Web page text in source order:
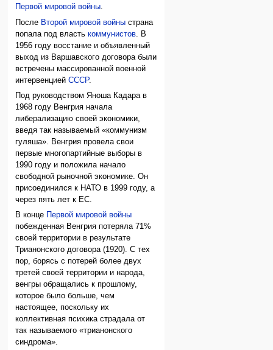
Первой мировой войны.
После Второй мировой войны страна
попала под властькоммунистов . В
1956 году восстание и объявленный
выход из Варшавского договора были
встречены массированной военной
интервенциейСССР.
Под руководством Яноша Кадара в
1968 году Венгрия начала
либерализацию своей экономики,
введя так называемый «коммунизм
гуляша». Венгрия провела свои
первые многопартийные выборы в
1990 году и положила начало
свободной рыночной экономике. Он
присоединился к НАТО в 1999 году, а
через пять лет к ЕС.
В конце
Первой мировой войны
побежденная Венгрия потеряла 71%
своей территории в результате
Трианонского договора (1920). С тех
пор, борясь с потерей более двух
третей своей территории и народа,
венгры обращались к прошлому,
которое было больше, чем
настоящее, поскольку их
коллективная психика страдала от
так называемого «трианонского
синдрома».